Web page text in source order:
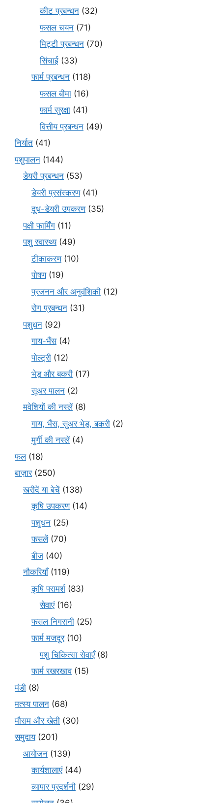
कीट प्रबन्धन (32)
फसल चयन (71)
मि‌ट्टी प्रबन्धन (70)
सिंचाई (33)
फार्म प्रबन्धन (118)
फसल बीमा (16)
फार्म सुरक्षा (41)
वित्तीय प्रबन्धन (49)
निर्यात (41)
पशुपालन (144)
डेयरी प्रबन्धन (53)
डेयरी प्रसंस्करण(41)
दूध-डेयरी उपकरण(35)
पक्षी फार्मिंग (11)
पशु स्वास्थ्य(49)
टीकाकरण(10)
पोषण(19)
प्रजनन और अनुवंशिकी (12)
रोग प्रबन्धन (31)
पशुधन (92)
गाय-भैंस(4)
पोल्ट्री (12)
भेड़ और बकरी (17)
सूअर पालन (2)
मवेशियों की नस्लें(8)
गाय, भैंस, सुअर भेड़, बकरी (2)
मुर्गी की नस्लें(4)
फल(18)
बाज़ार(250)
खरीदें या बेचें (138)
कृषि उपकरण(14)
पशुधन (25)
फसलें(70)
बीज (40)
नौकरियाँ(119)
कृषि परामर्श(83)
सेवाएं(16)
फसल निगरानी (25)
फार्म मजदूर(10)
पशु चिकित्सा सेवाएँ(8)
फार्म रखरखाव(15)
मंडी (8)
मत्स्य पालन (68)
मौसम और खेती (30)
समुदाय(201)
आयोजन (139)
कार्यशालाएं(44)
व्यापार प्रदर्शनी (29)